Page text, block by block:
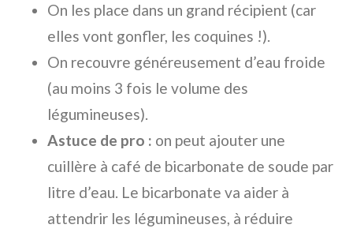
On les place dans un grand récipient (car
elles vont gonfler, les coquines !).
On recouvre généreusement d’eau froide
(au moins 3 fois le volume des
légumineuses).
Astuce de pro : on peut ajouter une
cuillère à café de bicarbonate de soude par
litre d’eau. Le bicarbonate va aider à
attendrir les légumineuses, à réduire